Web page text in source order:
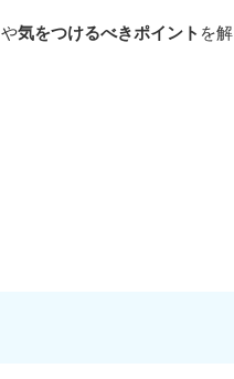
や気をつけるべきポイント を解